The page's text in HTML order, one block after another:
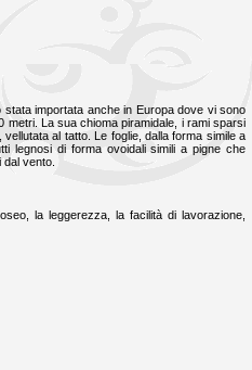
importata anche in Europa dove vi sono
La sua chioma piramidale, i rami sparsi
al tatto. Le foglie, dalla forma simile a
legnosi di forma ovoidali simili a pigne che
vento.
la leggerezza, la facilità di lavorazione,